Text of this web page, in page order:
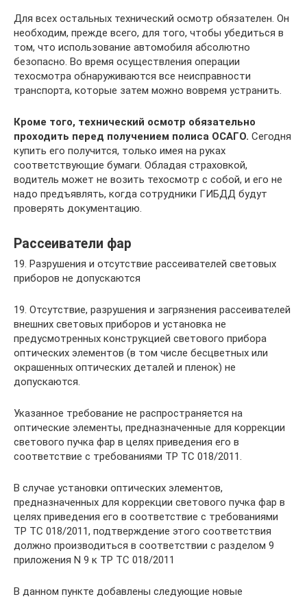
Для всех остальных технический осмотр обязателен. Он
необходим, прежде всего, для того, чтобы убедиться в
том, что использование автомобиля абсолютно
безопасно. Во время осуществления операции
техосмотра обнаруживаются все неисправности
транспорта, которые затем можно вовремя устранить.
Кроме того, технический осмотр обязательно
проходить перед получением полиса ОСАГО. Сегодня
купить его получится, только имея на руках
соответствующие бумаги. Обладая страховкой,
водитель может не возить техосмотр с собой, и его не
надо предъявлять, когда сотрудники ГИБДД будут
проверять документацию.
Рассеиватели фар
19. Разрушения и отсутствие рассеивателей световых
приборов не допускаются
19. Отсутствие, разрушения и загрязнения рассеивателей
внешних световых приборов и установка не
предусмотренных конструкцией светового прибора
оптических элементов (в том числе бесцветных или
окрашенных оптических деталей и пленок) не
допускаются.
Указанное требование не распространяется на
оптические элементы, предназначенные для коррекции
светового пучка фар в целях приведения его в
соответствие с требованиями ТР ТС 018/2011.
В случае установки оптических элементов,
предназначенных для коррекции светового пучка фар в
целях приведения его в соответствие с требованиями
ТР ТС 018/2011, подтверждение этого соответствия
должно производиться в соответствии с разделом 9
приложения N 9 к ТР ТС 018/2011
В данном пункте добавлены следующие новые